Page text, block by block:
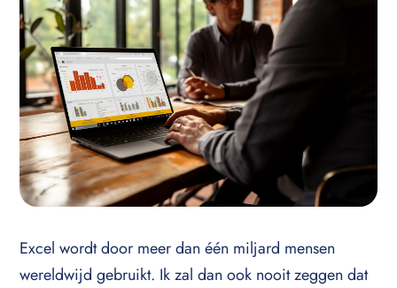
Excel wordt door meer dan één miljard mensen
wereldwijd gebruikt. Ik zal dan ook nooit zeggen dat